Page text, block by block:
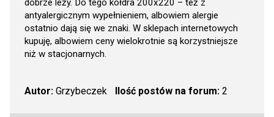
dobrze leży. Do tego kołdra 200x220 – też z
antyalergicznym wypełnieniem, albowiem alergie
ostatnio dają się we znaki. W sklepach internetowych
kupuję, albowiem ceny wielokrotnie są korzystniejsze
niż w stacjonarnych.
Autor: Grzybeczek Ilość postów na forum:2